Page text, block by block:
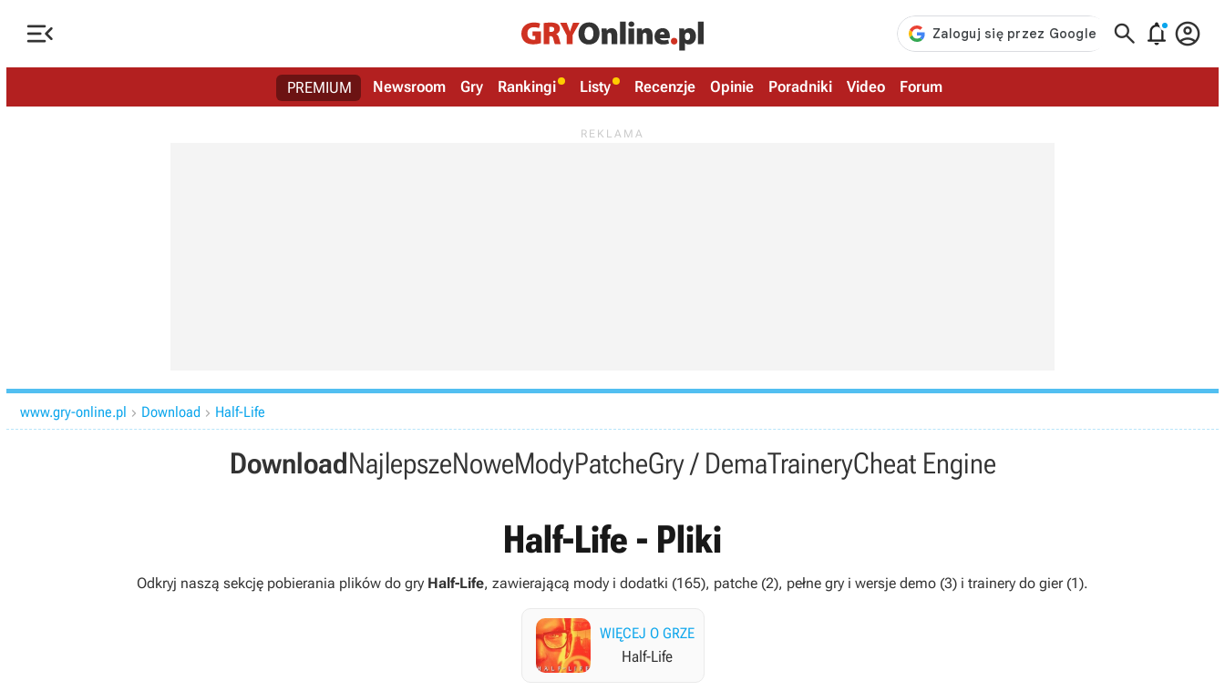
   
PREMIUM Newsroom Gry Rankingi Listy Recenzje Opinie Poradniki Video Forum
www.gry-online.pl  Download  Half-Life
DownloadNajlepszeNoweModyPatcheGry / DemaTraineryCheat Engine
Half-Life - Pliki
Odkryj naszą sekcję pobierania plików do gry Half-Life, zawierającą mody i dodatki (165), patche (2), pełne gry i wersje demo (3) i trainery do gier (1).
WIĘCEJ O GRZE
Half-Life